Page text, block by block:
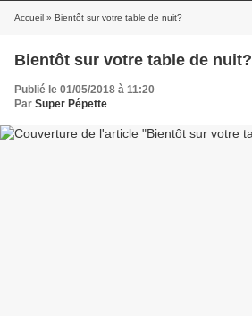
Accueil » Bientôt sur votre table de nuit?
Bientôt sur votre table de nuit?
Publié le 01/05/2018 à 11:20
Par Super Pépette